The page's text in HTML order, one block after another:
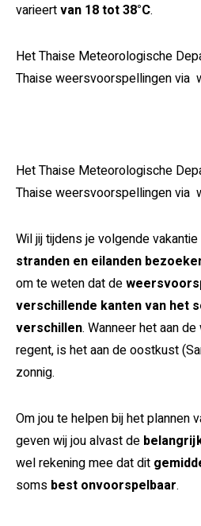
varieertvan 18 tot 38°C.
Het Thaise Meteorologische
Thaise weersvoorspellingen via
Het Thaise Meteorologische
Thaise weersvoorspellingen via
Wil jij tijdens je volgende
stranden en eilanden
om te weten dat de
verschillende kanten van het
verschillen. Wanneer het aan
regent, is het aan de oostkust
zonnig.
Om jou te helpen bij het plannen
geven wij jou alvast de
wel rekening mee dat dit
soms best onvoorspelbaar.